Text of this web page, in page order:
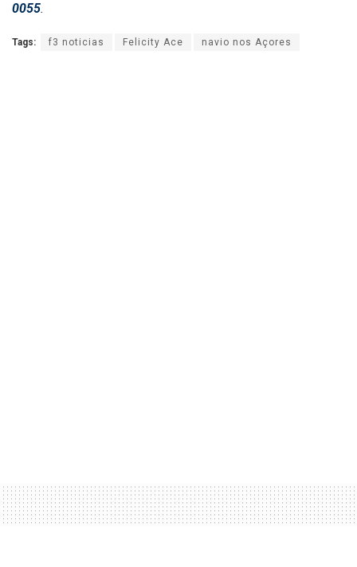
0055.
Tags: f3 noticias Felicity Ace navio nos Açores